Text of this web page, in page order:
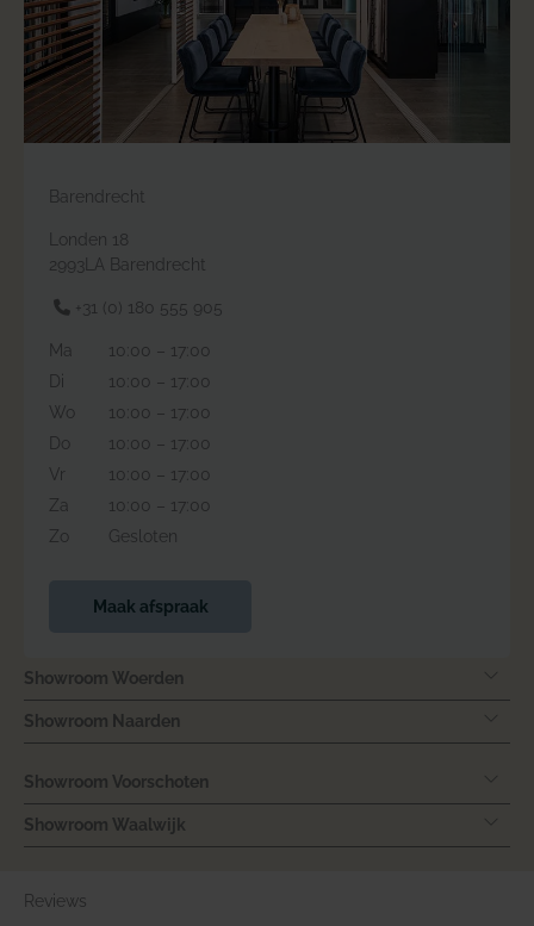
Barendrecht
Londen 18
2993LA Barendrecht
+31 (0) 180 555 905
Ma
10:00 – 17:00
Di
10:00 – 17:00
Wo
10:00 – 17:00
Do
10:00 – 17:00
Vr
10:00 – 17:00
Za
10:00 – 17:00
Zo
Gesloten
Maak afspraak
Showroom Woerden
Showroom Naarden
Showroom Voorschoten
Showroom Waalwijk
Reviews